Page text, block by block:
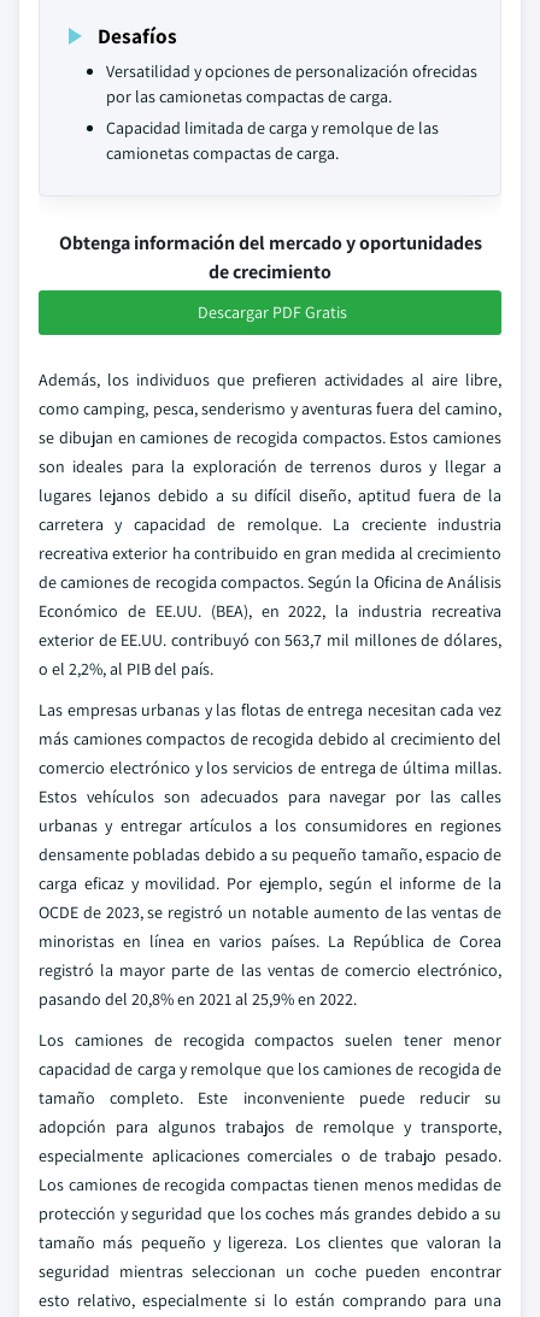
Desafíos
Versatilidad y opciones de personalización ofrecidas
por las camionetas compactas de carga.
Capacidad limitada de carga y remolque de las
camionetas compactas de carga.
Obtenga información del mercado y oportunidades
de crecimiento
Descargar PDF Gratis
Además, los individuos que prefieren actividades al aire libre,
como camping, pesca, senderismo y aventuras fuera del camino,
se dibujan en camiones de recogida compactos. Estos camiones
son ideales para la exploración de terrenos duros y llegar a
lugares lejanos debido a su difícil diseño, aptitud fuera de la
carretera y capacidad de remolque. La creciente industria
recreativa exterior ha contribuido en gran medida al crecimiento
de camiones de recogida compactos. Según la Oficina de Análisis
Económico de EE.UU. (BEA), en 2022, la industria recreativa
exterior de EE.UU. contribuyó con 563,7 mil millones de dólares,
o el 2,2%, al PIB del país.
Las empresas urbanas y las flotas de entrega necesitan cada vez
más camiones compactos de recogida debido al crecimiento del
comercio electrónico y los servicios de entrega de última millas.
Estos vehículos son adecuados para navegar por las calles
urbanas y entregar artículos a los consumidores en regiones
densamente pobladas debido a su pequeño tamaño, espacio de
carga eficaz y movilidad. Por ejemplo, según el informe de la
OCDE de 2023, se registró un notable aumento de las ventas de
minoristas en línea en varios países. La República de Corea
registró la mayor parte de las ventas de comercio electrónico,
pasando del 20,8% en 2021 al 25,9% en 2022.
Los camiones de recogida compactos suelen tener menor
capacidad de carga y remolque que los camiones de recogida de
tamaño completo. Este inconveniente puede reducir su
adopción para algunos trabajos de remolque y transporte,
especialmente aplicaciones comerciales o de trabajo pesado.
Los camiones de recogida compactas tienen menos medidas de
protección y seguridad que los coches más grandes debido a su
tamaño más pequeño y ligereza. Los clientes que valoran la
seguridad mientras seleccionan un coche pueden encontrar
esto relativo, especialmente si lo están comprando para una